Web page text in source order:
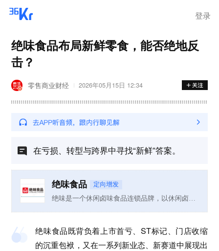
登录
绝味食品布局新鲜零食，能否绝地反
击？
零售商业财经 2026年05月15日 12:34
在亏损、转型与跨界中寻找“新鲜”答案。
绝味食品 定向增发
绝味是一个休闲卤味食品连锁品牌，以休闲卤味食品生产销售、门店连锁体系管理为主营业务，采用秘制香料精心烹制而成，融入楚湘传统美食烹饪技法，自建生产体系和配送网络，在全国范围内开设连锁门店。
绝味食品既背负着上市首亏、ST标记、门店收缩
的沉重包袱，又在一系列新业态、新赛道中展现出